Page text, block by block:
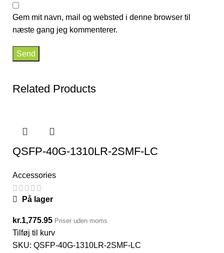
Gem mit navn, mail og websted i denne browser til
næste gang jeg kommenterer.
Related Products
QSFP-40G-1310LR-2SMF-LC
Accessories
På lager
kr.1,775.95 Priser uden moms
Tilføj til kurv
SKU: QSFP-40G-1310LR-2SMF-LC